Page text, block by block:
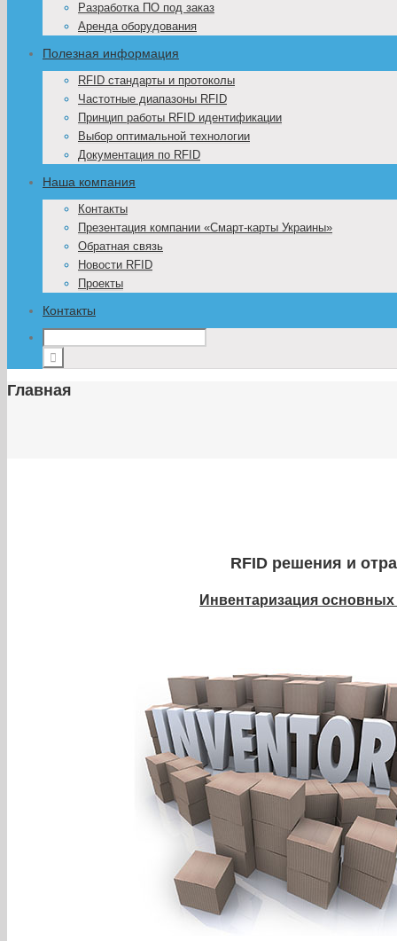
Разработка ПО под заказ
Аренда оборудования
Полезная информация
RFID стандарты и протоколы
Частотные диапазоны RFID
Принцип работы RFID идентификации
Выбор оптимальной технологии
Документация по RFID
Наша компания
Контакты
Презентация компании «Смарт-карты Украины»
Обратная связь
Новости RFID
Проекты
Контакты
Главная
RFID решения и
Инвентаризация основных